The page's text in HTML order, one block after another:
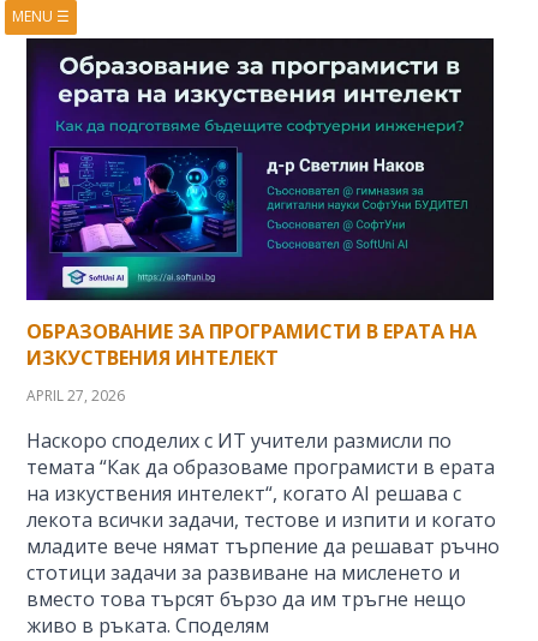
MENU ☰
VIDEOS
PRESENTATIONS
RESEARCH
PUBLICATIONS
CONTACTS
RSS FEED
ОБРАЗОВАНИЕ ЗА ПРОГРАМИСТИ В ЕРАТА НА
ИЗКУСТВЕНИЯ ИНТЕЛЕКТ
APRIL 27, 2026
Наскоро споделих с ИТ учители размисли по
темата “Как да образоваме програмисти в ерата
на изкуствения интелект“, когато AI решава с
лекота всички задачи, тестове и изпити и когато
младите вече нямат търпение да решават ръчно
стотици задачи за развиване на мисленето и
вместо това търсят бързо да им тръгне нещо
живо в ръката. Споделям